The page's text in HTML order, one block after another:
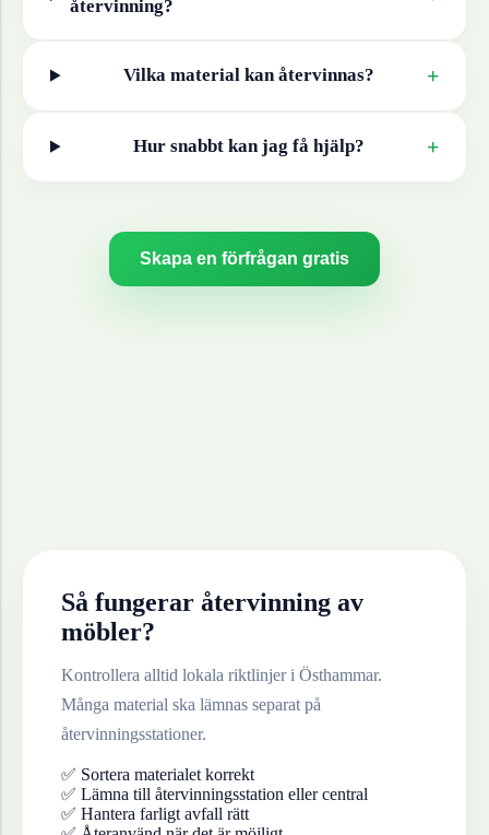
återvinning?
Vilka material kan återvinnas? +
Hur snabbt kan jag få hjälp? +
Skapa en förfrågan gratis
Så fungerar återvinning av
möbler?
Kontrollera alltid lokala riktlinjer i Östhammar.
Många material ska lämnas separat på
återvinningsstationer.
✅ Sortera materialet korrekt
✅ Lämna till återvinningsstation eller central
✅ Hantera farligt avfall rätt